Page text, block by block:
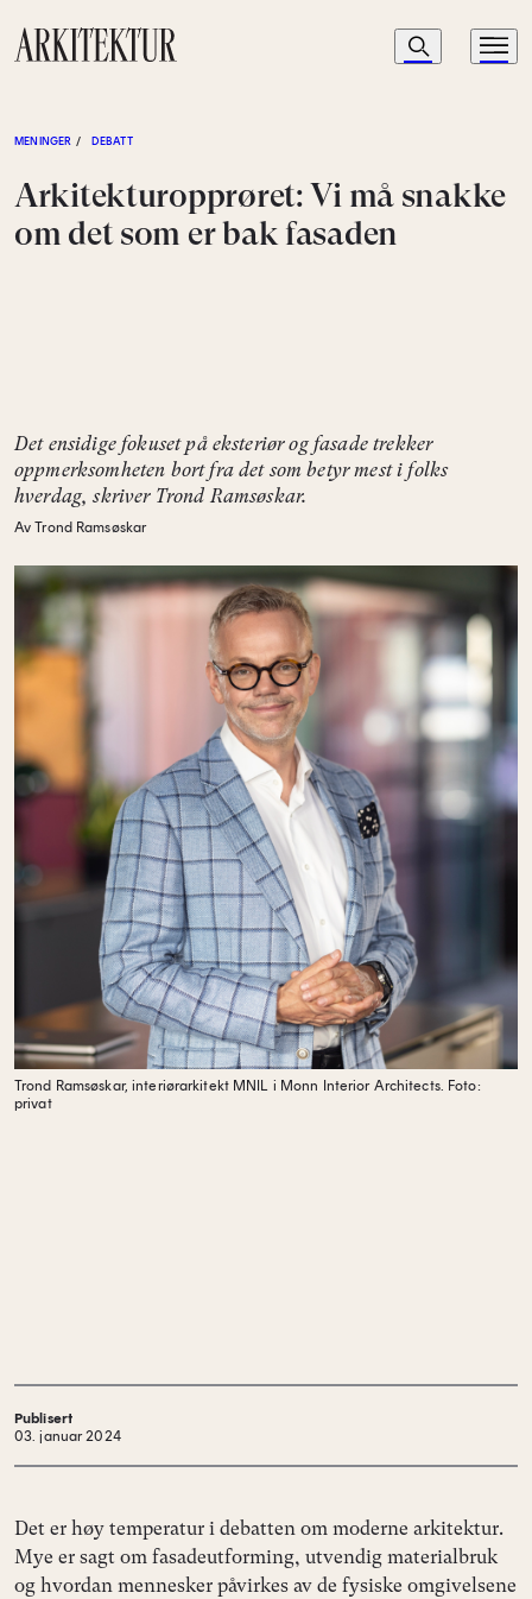
Navigasjon
Søk Meny
MENINGER / DEBATT
Arkitekturopprøret: Vi må snakke
om det som er bak fasaden
Det ensidige fokuset på eksteriør og fasade trekker
oppmerksomheten bort fra det som betyr mest i folks
hverdag, skriver Trond Ramsøskar.
Av Trond Ramsøskar
Trond Ramsøskar, interiørarkitekt MNIL i Monn Interior Architects. Foto:
privat
Publisert
03. januar 2024
Det er høy temperatur i debatten om moderne arkitektur.
Mye er sagt om fasadeutforming, utvendig materialbruk
og hvordan mennesker påvirkes av de fysiske omgivelsene